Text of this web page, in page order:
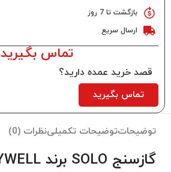
بازگشت تا 7 روز
ارسال سریع
تماس بگیرید
قصد خرید عمده دارید؟
تماس بگیرید
توضیحاتتوضیحات تکمیلینظرات (0)
گازسنج SOLO برند HONEYWELL